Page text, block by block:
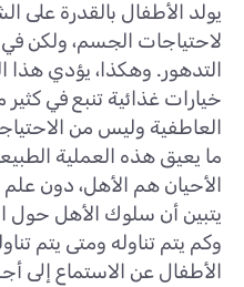
يولد الأطفال بالقدرة على
لاحتياجات الجسم، ولكن
التدهور. وهكذا، يؤدي هذا
خيارات غذائية تنبع في
العاطفية وليس من
ما يعيق هذه العملية
الأحيان هم الأهل، دون
يتبين أن سلوك الأهل حول
وكم يتم تناوله ومتى يتم
الأطفال عن الاستماع إلى